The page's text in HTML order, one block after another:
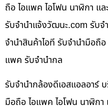
ถือ ไอแพค ไอโฟน นาฬิกา แ
รับจํานําแจ้งวัฒนะ.com รับ
จำนำสินค้าไอที รับจำนำมือถื
แพค รับจำนำกล
รับจำนำกล้องดีเอสแอลอาร์
มือถือ ไอแพค ไอโฟน นาฬิก